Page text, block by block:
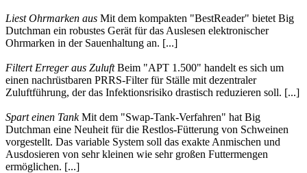
Liest Ohrmarken aus Mit dem kompakten "BestReader" bietet Big
Dutchman ein robustes Gerät für das Auslesen elektronischer
Ohrmarken in der Sauenhaltung an. [...]
Filtert Erreger aus ZuluftBeim "APT 1.500" handelt es sich um
einen nachrüstbaren PRRS-Filter für Ställe mit dezentraler
Zuluftführung, der das Infektionsrisiko drastisch reduzieren soll. [...]
Spart einen TankMit dem "Swap-Tank-Verfahren" hat Big
Dutchman eine Neuheit für die Restlos-Fütterung von Schweinen
vorgestellt. Das variable System soll das exakte Anmischen und
Ausdosieren von sehr kleinen wie sehr großen Futtermengen
ermöglichen. [...]